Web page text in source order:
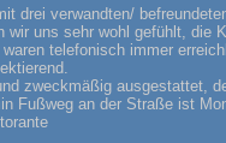
drei verwandten/
wir uns sehr wohl gefühlt, die
telefonisch immer
zweckmäßig ausgestattet,
Fußweg an der Straße ist